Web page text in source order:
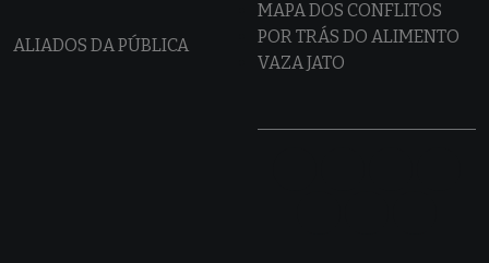
ALIADOS DA PÚBLICA
MAPA DOS CONFLITOS
POR TRÁS DO ALIMENTO
VAZA JATO